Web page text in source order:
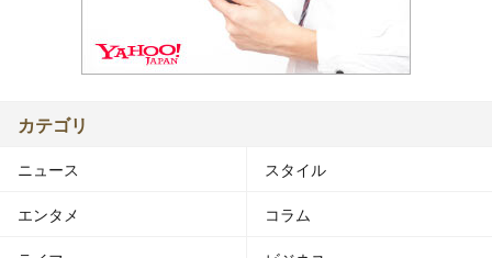
カテゴリ
ニュース スタイル
エンタメ コラム